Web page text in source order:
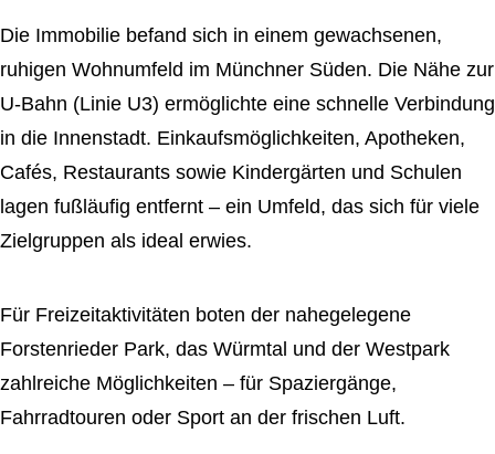
Die Immobilie befand sich in einem gewachsenen,
ruhigen Wohnumfeld im Münchner Süden. Die Nähe zur
U-Bahn (Linie U3) ermöglichte eine schnelle Verbindung
in die Innenstadt. Einkaufsmöglichkeiten, Apotheken,
Cafés, Restaurants sowie Kindergärten und Schulen
lagen fußläufig entfernt – ein Umfeld, das sich für viele
Zielgruppen als ideal erwies.
Für Freizeitaktivitäten boten der nahegelegene
Forstenrieder Park, das Würmtal und der Westpark
zahlreiche Möglichkeiten – für Spaziergänge,
Fahrradtouren oder Sport an der frischen Luft.